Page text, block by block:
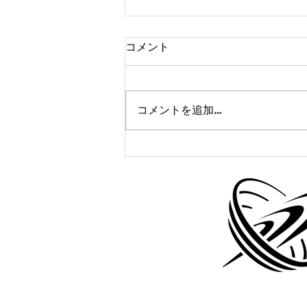
中学生陸上クラブ＠寝屋川
コメント
コメントを追加…